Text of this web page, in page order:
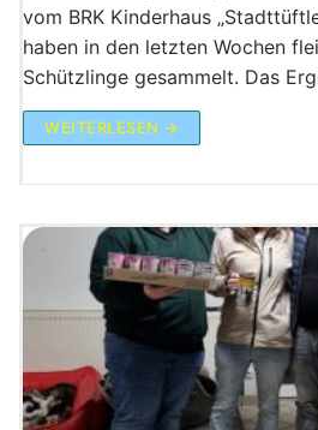
vom BRK Kinderhaus
haben in den letzten Wochen
Schützlinge gesammelt. ​Das
WEITERLESEN →